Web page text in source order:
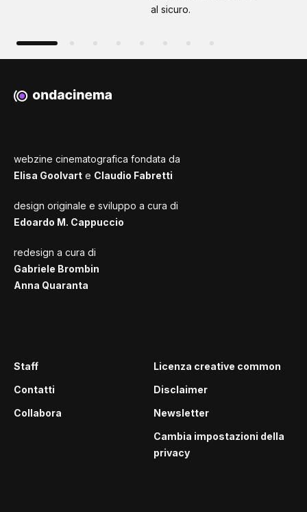
al sicuro.
webzine cinematografica fondata da
Elisa Goolvart e Claudio Fabretti
design originale e sviluppo a cura di
Edoardo M. Cappuccio
redesign a cura di
Gabriele Brombin
Anna Quaranta
Staff
Contatti
Collabora
Licenza creative common
Disclaimer
Newsletter
Cambia impostazioni della
privacy